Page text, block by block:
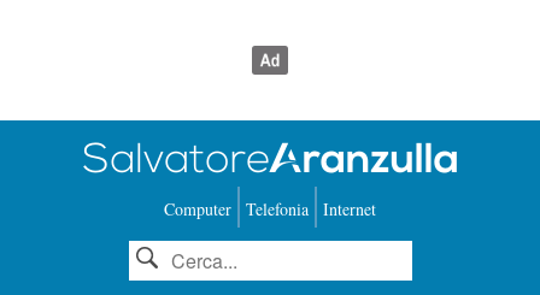
Computer Telefonia Internet